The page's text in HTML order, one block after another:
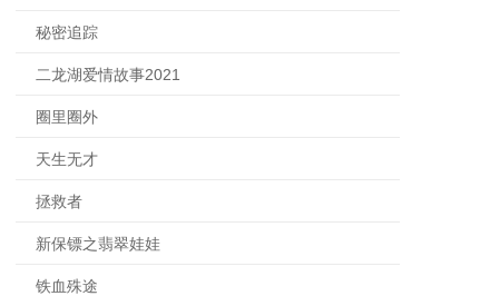
秘密追踪
二龙湖爱情故事2021
圈里圈外
天生无才
拯救者
新保镖之翡翠娃娃
铁血殊途